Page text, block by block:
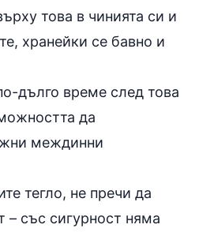
това в чинията си и
хранейки се бавно и
дълго време след това
да
междинни
тегло, не пречи да
– със сигурност няма